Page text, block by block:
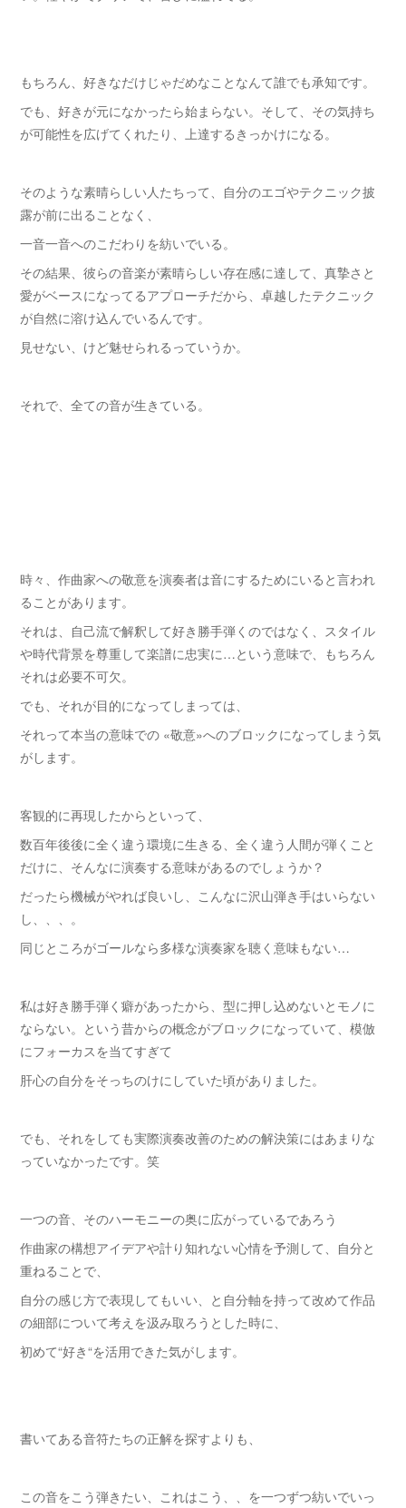
もちろん、好きなだけじゃだめなことなんて誰でも承知です。
でも、好きが元になかったら始まらない。そして、その気持ち
が可能性を広げてくれたり、上達するきっかけになる。
そのような素晴らしい人たちって、自分のエゴやテクニック披
露が前に出ることなく、
一音一音へのこだわりを紡いでいる。
その結果、彼らの音楽が素晴らしい存在感に達して、真摯さと
愛がベースになってるアプローチだから、卓越したテクニック
が自然に溶け込んでいるんです。
見せない、けど魅せられるっていうか。
それで、全ての音が生きている。
時々、作曲家への敬意を演奏者は音にするためにいると言われ
ることがあります。
それは、自己流で解釈して好き勝手弾くのではなく、スタイル
や時代背景を尊重して楽譜に忠実に…という意味で、もちろん
それは必要不可欠。
でも、それが目的になってしまっては、
それって本当の意味での «敬意»へのブロックになってしまう気
がします。
客観的に再現したからといって、
数百年後後に全く違う環境に生きる、全く違う人間が弾くこと
だけに、そんなに演奏する意味があるのでしょうか？
だったら機械がやれば良いし、こんなに沢山弾き手はいらない
し、、、。
同じところがゴールなら多様な演奏家を聴く意味もない…
私は好き勝手弾く癖があったから、型に押し込めないとモノに
ならない。という昔からの概念がブロックになっていて、模倣
にフォーカスを当てすぎて
肝心の自分をそっちのけにしていた頃がありました。
でも、それをしても実際演奏改善のための解決策にはあまりな
っていなかったです。笑
一つの音、そのハーモニーの奥に広がっているであろう
作曲家の構想アイデアや計り知れない心情を予測して、自分と
重ねることで、
自分の感じ方で表現してもいい、と自分軸を持って改めて作品
の細部について考えを汲み取ろうとした時に、
初めて“好き“を活用できた気がします。
書いてある音符たちの正解を探すよりも、
この音をこう弾きたい、これはこう、、を一つずつ紡いでいっ